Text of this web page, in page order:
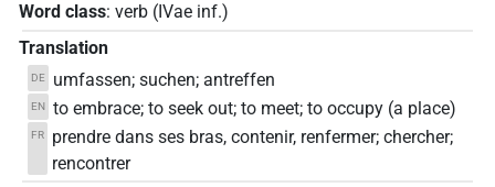
Word class: verb ( IVae inf.)
Translation
DE umfassen; suchen; antreffen
EN to embrace; to seek out; to meet; to occupy (a place)
FR
prendre dans ses bras, contenir, renfermer; chercher;
rencontrer